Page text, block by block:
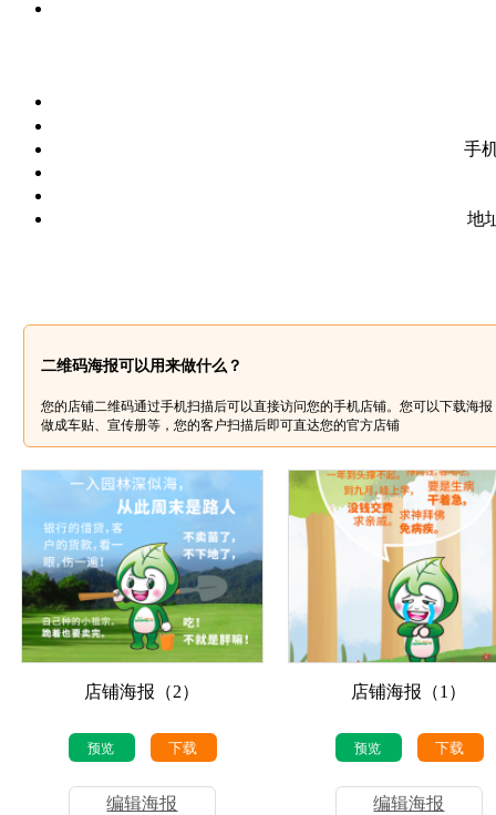
手
地
二维码海报可以用来做什么？
您的店铺二维码通过手机扫描后可以直接访问您的手机店铺。您可以下载海
做成车贴、宣传册等，您的客户扫描后即可直达您的官方店铺
店铺海报（2）
预览 下载
编辑海报
店铺海报（1）
预览 下载
编辑海报